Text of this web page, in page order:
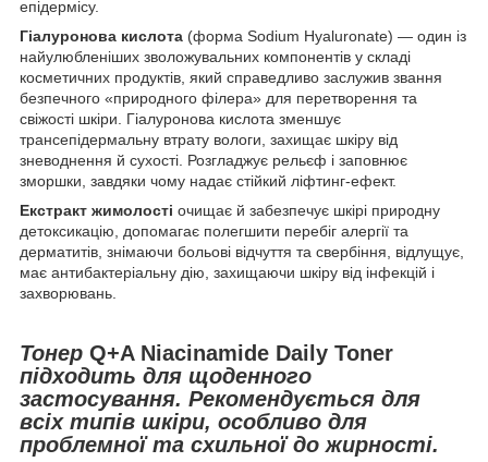
епідермісу.
Гіалуронова кислота (форма Sodium Hyaluronate) — один із
найулюбленіших зволожувальних компонентів у складі
косметичних продуктів, який справедливо заслужив звання
безпечного «природного філера» для перетворення та
свіжості шкіри. Гіалуронова кислота зменшує
трансепідермальну втрату вологи, захищає шкіру від
зневоднення й сухості. Розгладжує рельєф і заповнює
зморшки, завдяки чому надає стійкий ліфтинг-ефект.
Екстракт жимолості очищає й забезпечує шкірі природну
детоксикацію, допомагає полегшити перебіг алергії та
дерматитів, знімаючи больові відчуття та свербіння, відлущує,
має антибактеріальну дію, захищаючи шкіру від інфекцій і
захворювань.
Тонер Q+A Niacinamide Daily Toner
підходить для щоденного
застосування. Рекомендується для
всіх типів шкіри, особливо для
проблемної та схильної до жирності.